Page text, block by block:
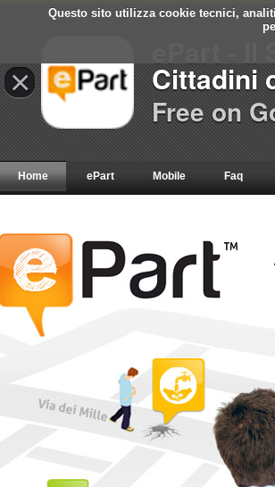
Questo sito utilizza cookie tecnici,
Home ePart Mobile Faq
×
ePart -
Cittadini
Free on